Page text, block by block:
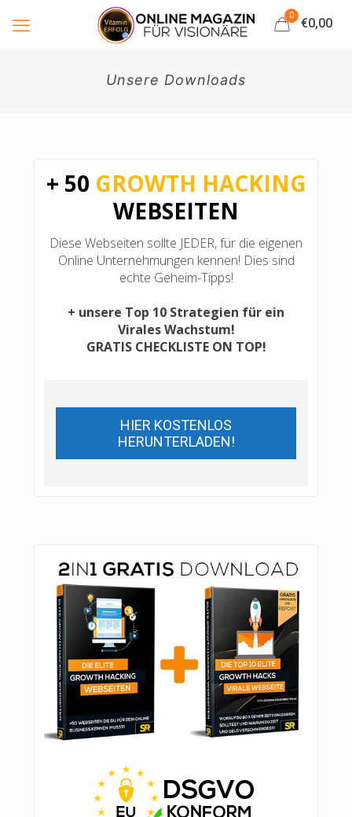
0
€0,00
Unsere Downloads
+ 50 GROWTH HACKING
WEBSEITEN
Diese Webseiten sollte JEDER, für die eigenen
Online Unternehmungen kennen! Dies sind
echte Geheim-Tipps!
+ unsere Top 10 Strategien für ein
Virales Wachstum!
GRATIS CHECKLISTE ON TOP!
HIER KOSTENLOS
HERUNTERLADEN!